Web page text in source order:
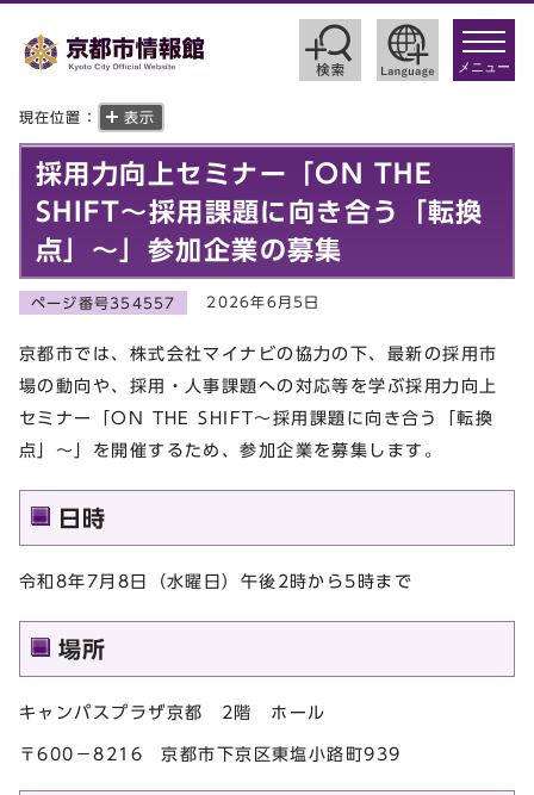
toggle
メニュー
現在位置： 表示
採用力向上セミナー「ON THE
SHIFT〜採用課題に向き合う「転換
点」〜」参加企業の募集
ページ番号354557 2026年6月5日
京都市では、株式会社マイナビの協力の下、最新の採用市
場の動向や、採用・人事課題への対応等を学ぶ採用力向上
セミナー「ON THE SHIFT〜採用課題に向き合う「転換
点」〜」を開催するため、参加企業を募集します。
日時
令和8年7月8日（水曜日）午後2時から5時まで
場所
キャンパスプラザ京都 2階 ホール
〒600－8216 京都市下京区東塩小路町939